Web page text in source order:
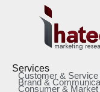
Services
Customer &
Brand &
Consumer &